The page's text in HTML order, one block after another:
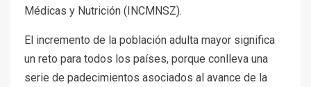
Médicas y Nutrición (INCMNSZ).
El incremento de la población adulta mayor significa
un reto para todos los países, porque conlleva una
serie de padecimientos asociados al avance de la